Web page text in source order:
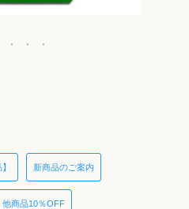
新商品のご案内
他商品10％OFF